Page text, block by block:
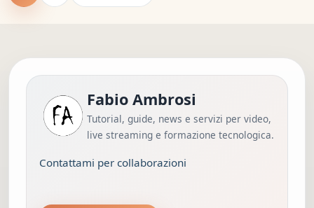
Fabio Ambrosi
Tutorial, guide, news e servizi per video,
live streaming e formazione tecnologica.
Contattami per collaborazioni